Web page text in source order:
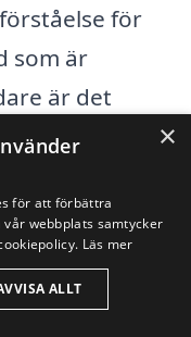
för
som är
är det
be om
så att du
av företag.
vi dig att
×
för att förbättra
webbplats samtycker
Läs mer
ALLT